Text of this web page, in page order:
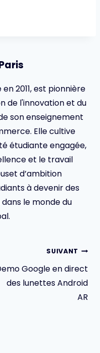
en 2011, est pionnière
de l'innovation et du
son enseignement
Elle cultive
étudiante engagée,
et le travail
d’ambition
à devenir des
le monde du
SUIVANT
Google en direct
des lunettes Android
AR